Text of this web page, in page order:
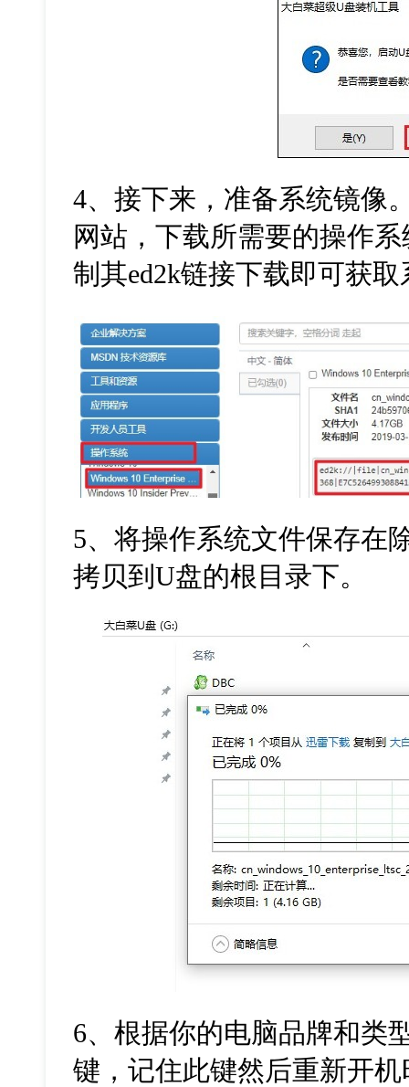
4、接下来，准备系统镜像
网站，下载所需要的操作
制其ed2k链接下载即可获
5、将操作系统文件保存在
拷贝到U盘的根目录下。
6、根据你的电脑品牌和类
键，记住此键然后重新开